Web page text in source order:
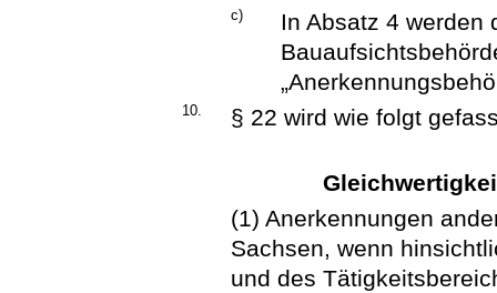
c)
In Absatz 4 werden
10. § 22 wird wie folgt
(1) Anerkennungen
Sachsen, wenn
und des